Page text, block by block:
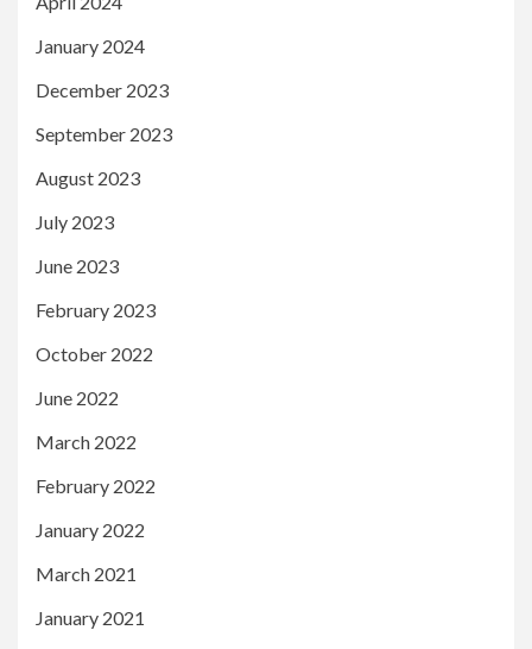
January 2024
December 2023
September 2023
August 2023
July 2023
June 2023
February 2023
October 2022
June 2022
March 2022
February 2022
January 2022
March 2021
January 2021